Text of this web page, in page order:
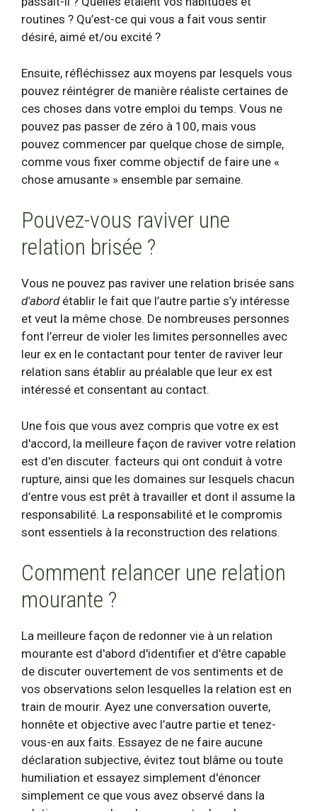
routines ? Qu’est-ce qui vous a fait vous sentir
désiré, aimé et/ou excité ?
Ensuite, réfléchissez aux moyens par lesquels vous
pouvez réintégrer de manière réaliste certaines de
ces choses dans votre emploi du temps. Vous ne
pouvez pas passer de zéro à 100, mais vous
pouvez commencer par quelque chose de simple,
comme vous fixer comme objectif de faire une «
chose amusante » ensemble par semaine.
Pouvez-vous raviver une
relation brisée ?
Vous ne pouvez pas raviver une relation brisée sans
d'abordétablir le fait que l’autre partie s’y intéresse
et veut la même chose. De nombreuses personnes
font l’erreur de violer les limites personnelles avec
leur ex en le contactant pour tenter de raviver leur
relation sans établir au préalable que leur ex est
intéressé et consentant au contact.
Une fois que vous avez compris que votre ex est
d'accord, la meilleure façon de raviver votre relation
est d'en discuter. facteurs qui ont conduit à votre
rupture, ainsi que les domaines sur lesquels chacun
d’entre vous est prêt à travailler et dont il assume la
responsabilité. La responsabilité et le compromis
sont essentiels à la reconstruction des relations.
Comment relancer une relation
mourante ?
La meilleure façon de redonner vie à un relation
mourante est d'abord d'identifier et d'être capable
de discuter ouvertement de vos sentiments et de
vos observations selon lesquelles la relation est en
train de mourir. Ayez une conversation ouverte,
honnête et objective avec l’autre partie et tenez-
vous-en aux faits. Essayez de ne faire aucune
déclaration subjective, évitez tout blâme ou toute
humiliation et essayez simplement d'énoncer
simplement ce que vous avez observé dans la